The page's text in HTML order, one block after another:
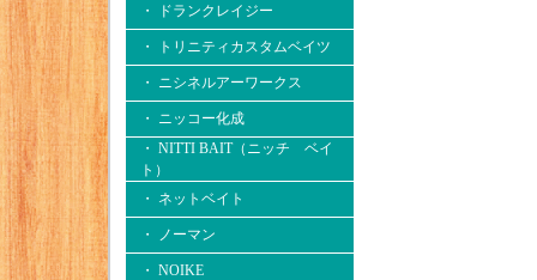
・ ドランクレイジー
・ トリニティカスタムベイツ
・ ニシネルアーワークス
・ ニッコー化成
・ NITTI BAIT（ニッチ ベイ
ト）
・ ネットベイト
・ ノーマン
・ NOIKE